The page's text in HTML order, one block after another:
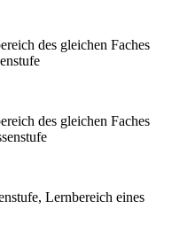
des gleichen Faches
des gleichen Faches
Lernbereich eines